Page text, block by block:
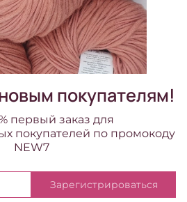
покупателям!
первый заказ для
покупателей по промокоду
NEW7
Зарегистрироваться